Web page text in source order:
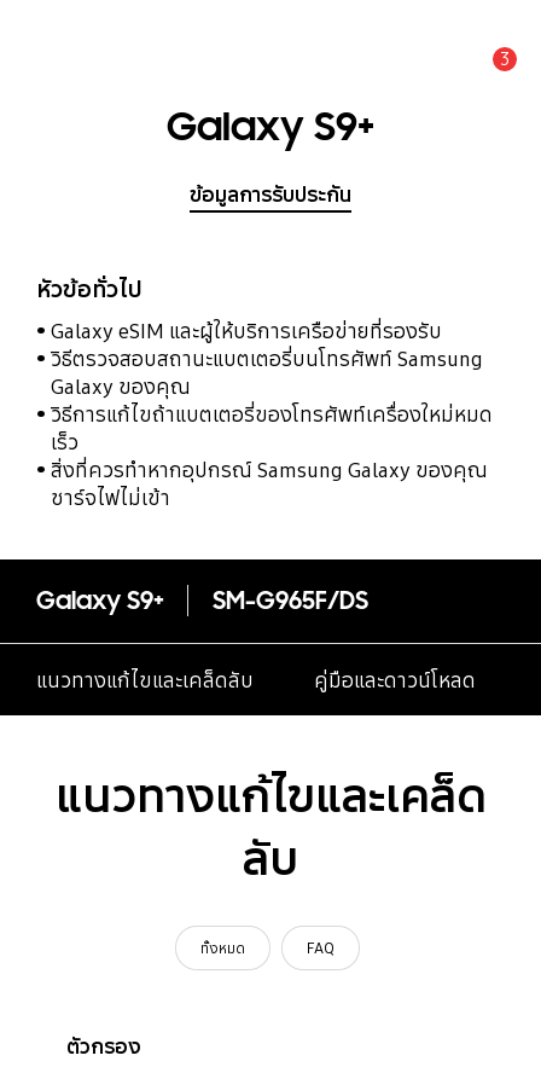
3
Galaxy S9+
ข้อมูลการรับประกัน
หัวข้อทั่วไป
Galaxy eSIM และผู้ให้บริการเครือข่ายที่รองรับ
วิธีตรวจสอบสถานะแบตเตอรี่บนโทรศัพท์ Samsung
Galaxy ของคุณ
วิธีการแก้ไขถ้าแบตเตอรี่ของโทรศัพท์เครื่องใหม่หมด
เร็ว
สิ่งที่ควรทำหากอุปกรณ์ Samsung Galaxy ของคุณ
ชาร์จไฟไม่เข้า
Galaxy S9+ SM-G965F/DS
แนวทางแก้ไขและเคล็ดลับ คู่มือและดาวน์โหลด
แนวทางแก้ไขและเคล็ด
ลับ
ทั้งหมด FAQ
ตัวกรอง